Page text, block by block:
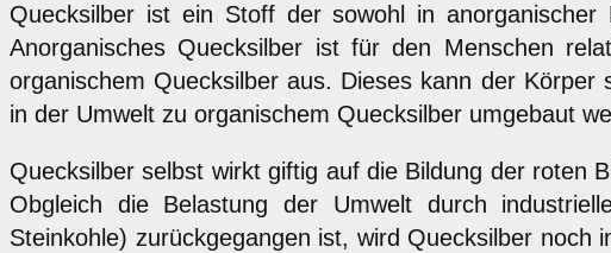
Quecksilber ist ein Stoff der sowohl in
Anorganisches Quecksilber ist für den Menschen
organischem Quecksilber aus. Dieses kann der
in der Umwelt zu organischem Quecksilber umgebaut
Quecksilber selbst wirkt giftig auf die Bildung der roten
Obgleich die Belastung der Umwelt durch
Steinkohle) zurückgegangen ist, wird Quecksilber